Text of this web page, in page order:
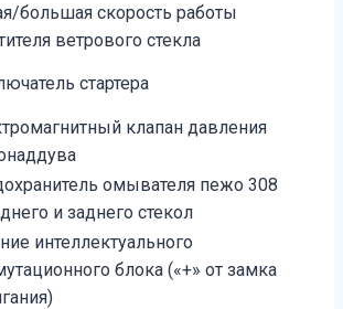
большая скорость работы
ветрового стекла
стартера
клапан давления
омывателя пежо 308
и заднего стекол
интеллектуального
блока («+» от замка